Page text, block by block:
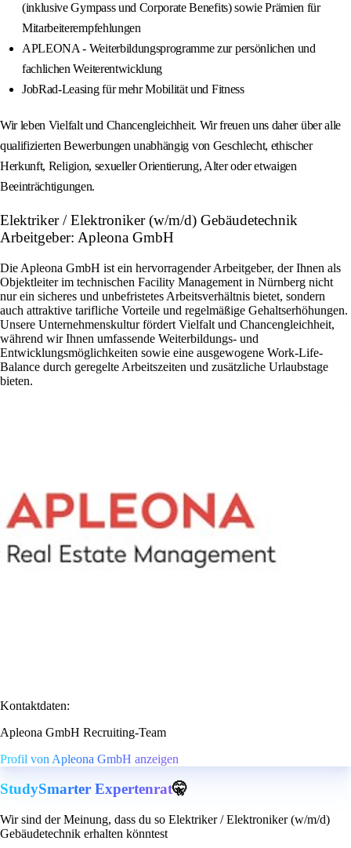
(inklusive Gympass und Corporate Benefits) sowie Prämien für
Mitarbeiterempfehlungen
APLEONA - Weiterbildungsprogramme zur persönlichen und
fachlichen Weiterentwicklung
JobRad-Leasing für mehr Mobilität und Fitness
Wir leben Vielfalt und Chancengleichheit. Wir freuen uns daher über alle
qualifizierten Bewerbungen unabhängig von Geschlecht, ethischer
Herkunft, Religion, sexueller Orientierung, Alter oder etwaigen
Beeinträchtigungen.
Elektriker / Elektroniker (w/m/d) Gebäudetechnik
Arbeitgeber: Apleona GmbH
Die Apleona GmbH ist ein hervorragender Arbeitgeber, der Ihnen als
Objektleiter im technischen Facility Management in Nürnberg nicht
nur ein sicheres und unbefristetes Arbeitsverhältnis bietet, sondern
auch attraktive tarifliche Vorteile und regelmäßige Gehaltserhöhungen.
Unsere Unternehmenskultur fördert Vielfalt und Chancengleichheit,
während wir Ihnen umfassende Weiterbildungs- und
Entwicklungsmöglichkeiten sowie eine ausgewogene Work-Life-
Balance durch geregelte Arbeitszeiten und zusätzliche Urlaubstage
bieten.
Kontaktdaten:
Apleona GmbH Recruiting-Team
Profil von Apleona GmbH anzeigen
StudySmarter Expertenrat🤫
Wir sind der Meinung, dass du so Elektriker / Elektroniker (w/m/d)
Gebäudetechnik erhalten könntest